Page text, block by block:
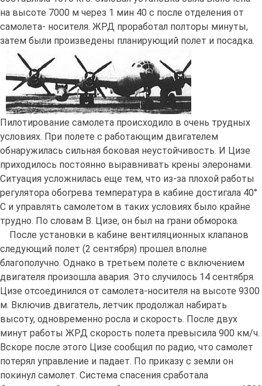
на высоте 7000 м через 1 мин 40 с после отделения от
самолета- носителя. ЖРД проработал полторы минуты,
затем были произведены планирующий полет и посадка.
Пилотирование самолета происходило в очень трудных
условиях. При полете с работающим двигателем
обнаружилась сильная боковая неустойчивость. И Цизе
приходилось постоянно выравнивать крены элеронами.
Ситуация усложнилась еще тем, что из-за плохой работы
регулятора обогрева температура в кабине достигала 40°
С и управлять самолетом в таких условиях было крайне
трудно. По словам В. Цизе, он был на грани обморока.
После установки в кабине вентиляционных клапанов
следующий полет (2 сентября) прошел вполне
благополучно. Однако в третьем полете с включением
двигателя произошла авария. Это случилось 14 сентября.
Цизе отсоединился от самолета-носителя на высоте 9300
м. Включив двигатель, летчик продолжал набирать
высоту, одновременно росла и скорость. После двух
минут работы ЖРД скорость полета превысила 900 км/ч.
Вскоре после этого Цизе сообщил по радио, что самолет
потерял управление и падает. По приказу с земли он
покинул самолет. Система спасения сработала